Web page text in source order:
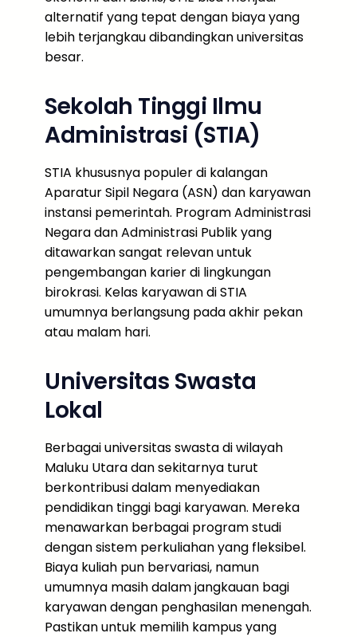
alternatif yang tepat dengan biaya yang
lebih terjangkau dibandingkan universitas
besar.
Sekolah Tinggi Ilmu
Administrasi (STIA)
STIA khususnya populer di kalangan
Aparatur Sipil Negara (ASN) dan karyawan
instansi pemerintah. Program Administrasi
Negara dan Administrasi Publik yang
ditawarkan sangat relevan untuk
pengembangan karier di lingkungan
birokrasi. Kelas karyawan di STIA
umumnya berlangsung pada akhir pekan
atau malam hari.
Universitas Swasta
Lokal
Berbagai universitas swasta di wilayah
Maluku Utara dan sekitarnya turut
berkontribusi dalam menyediakan
pendidikan tinggi bagi karyawan. Mereka
menawarkan berbagai program studi
dengan sistem perkuliahan yang fleksibel.
Biaya kuliah pun bervariasi, namun
umumnya masih dalam jangkauan bagi
karyawan dengan penghasilan menengah.
Pastikan untuk memilih kampus yang